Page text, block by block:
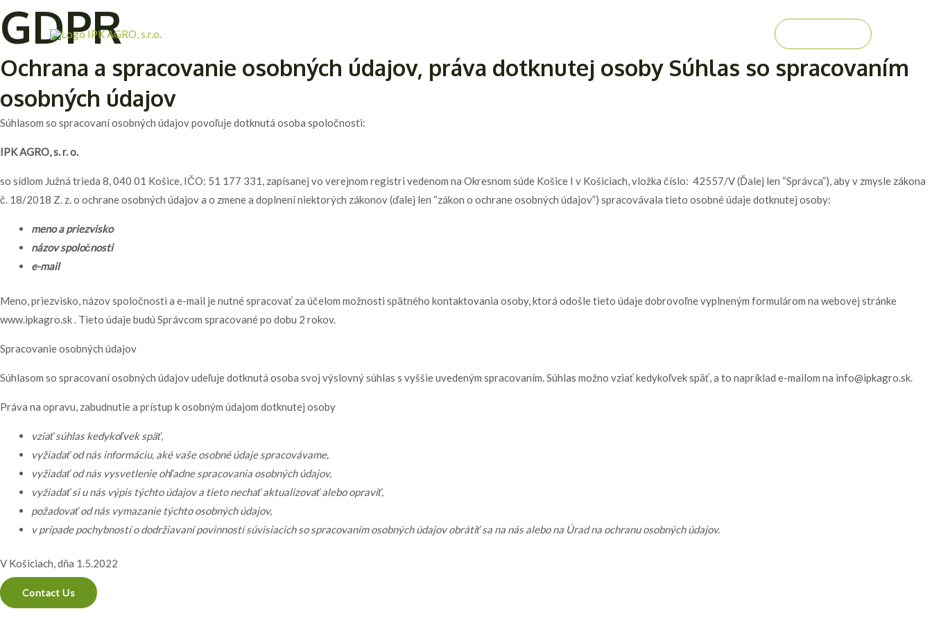
Preskočiť
na
obsah
GDPR
Ochrana a spracovanie osobných údajov, práva dotknutej osoby Súhlas so spracovaním
osobných údajov
Súhlasom so spracovaní osobných údajov povoľuje dotknutá osoba spoločnosti:
IPK AGRO, s. r. o.
so sídlom Južná trieda 8, 040 01 Košice, IČO: 51 177 331, zapísanej vo verejnom registri vedenom na Okresnom súde Košice I v Košiciach, vložka číslo: 42557/V (Ďalej len “Správca”), aby v zmysle zákona
č. 18/2018 Z. z. o ochrane osobných údajov a o zmene a doplnení niektorých zákonov (ďalej len “zákon o ochrane osobných údajov”) spracovávala tieto osobné údaje dotknutej osoby:
meno a priezvisko
názov spoločnosti
e-mail
Meno, priezvisko, názov spoločnosti a e-mail je nutné spracovať za účelom možnosti spätného kontaktovania osoby, ktorá odošle tieto údaje dobrovoľne vyplneným formulárom na webovej stránke
www.ipkagro.sk . Tieto údaje budú Správcom spracované po dobu 2 rokov.
Spracovanie osobných údajov
Súhlasom so spracovaní osobných údajov udeľuje dotknutá osoba svoj výslovný súhlas s vyššie uvedeným spracovaním. Súhlas možno vziať kedykoľvek späť, a to napríklad e-mailom na info@ipkagro.sk.
Práva na opravu, zabudnutie a prístup k osobným údajom dotknutej osoby
vziať súhlas kedykoľvek späť,
vyžiadať od nás informáciu, aké vaše osobné údaje spracovávame,
vyžiadať od nás vysvetlenie ohľadne spracovania osobných údajov,
vyžiadať si u nás výpis týchto údajov a tieto nechať aktualizovať alebo opraviť,
požadovať od nás vymazanie týchto osobných údajov,
v prípade pochybností o dodržiavaní povinností súvisiacich so spracovaním osobných údajov obrátiť sa na nás alebo na Úrad na ochranu osobných údajov.
V Košiciach, dňa 1.5.2022
Contact Us